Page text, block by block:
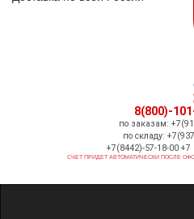
8(800)-
по заказам:
по складу:
+7(8442)-57-18-00
СЧЕТ ПРИДЕТ АВТОМАТИЧЕСКИ ПОСЛЕ